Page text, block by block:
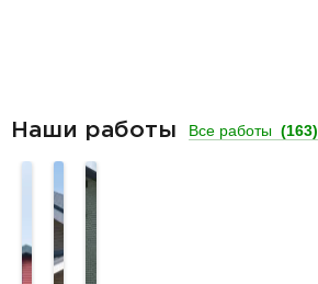
Наши работы Все работы (163)